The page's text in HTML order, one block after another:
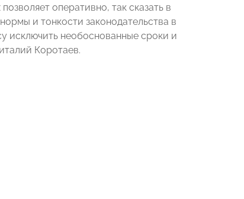
оперативно, так сказать в
и тонкости законодательства в
исключить необоснованные сроки и
Коротаев.